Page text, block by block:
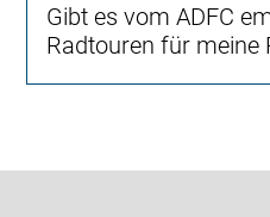
Gibt es vom ADFC
Radtouren für meine